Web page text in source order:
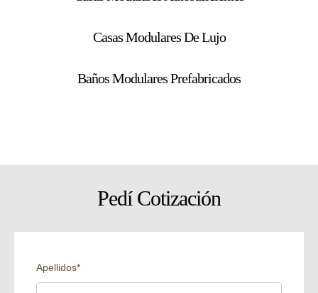
Casas Modulares De Lujo
Baños Modulares Prefabricados
Pedí Cotización
Apellidos*